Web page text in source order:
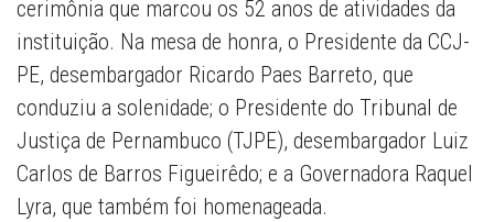
cerimônia que marcou os 52 anos de atividades da
instituição. Na mesa de honra, o Presidente da CCJ-
PE, desembargador Ricardo Paes Barreto, que
conduziu a solenidade; o Presidente do Tribunal de
Justiça de Pernambuco (TJPE), desembargador Luiz
Carlos de Barros Figueirêdo; e a Governadora Raquel
Lyra, que também foi homenageada.